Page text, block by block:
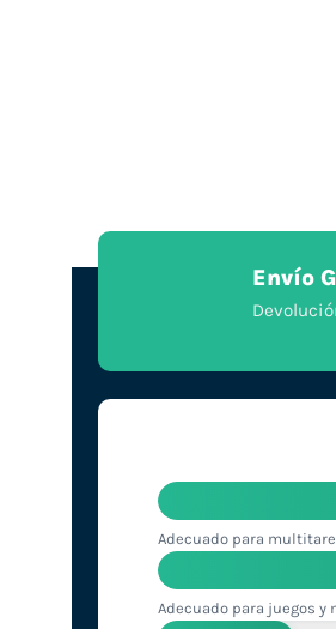
Envío
Adecuado para
Adecuado para juegos y